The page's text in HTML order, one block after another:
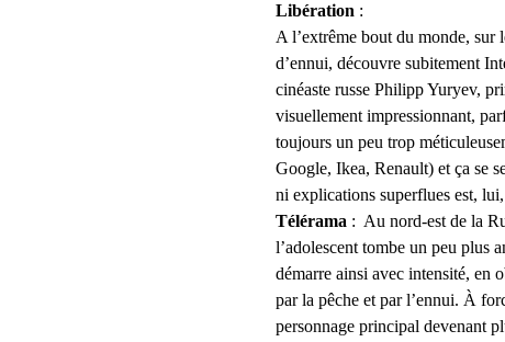
Libération
A l’extrême bout du monde, sur
d’ennui, découvre subitement
cinéaste russe Philipp Yuryev,
visuellement impressionnant,
toujours un peu trop
Google, Ikea, Renault) et ça se
ni explications
Télérama :  Au nord-est de la
l’adolescent tombe un peu plus
démarre ainsi avec intensité, en
par la pêche et par l’ennui. À
personnage principal devenant